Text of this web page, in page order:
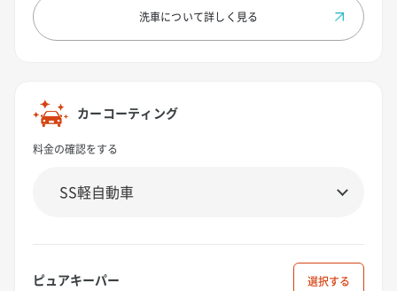
洗車について詳しく見る
カーコーティング
料金の確認をする
ピュアキーパー 選択